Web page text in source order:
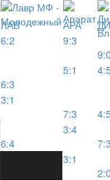
ЛАВ АРА
6:2
9:3
6:3
5:1
3:1
7:3
6:4
3:4
3:1